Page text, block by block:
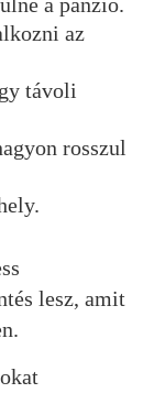
az
távoli
rosszul
lesz, amit